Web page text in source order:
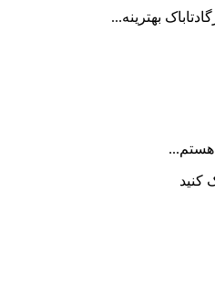
بهترینه...
کنید